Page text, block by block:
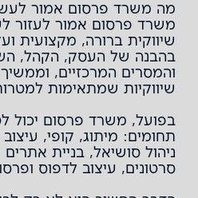
מה משרד פרסום אמור
משרד פרסום אמור לעזור
שיווקית ברורה, מקצועית
בהבנה של העסק, הקהל,
והמסרים המרכזיים,
שיווקיות שמתאימות
בפועל, משרד פרסום יכול
תחומים: מיתוג, קופי, עיצוב
ניהול סושיאל, בניית אתרים
סרטונים, עיצוב לדפוס ו